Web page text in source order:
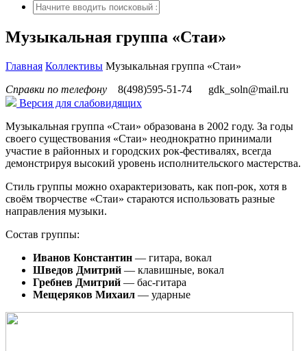
Музыкальная группа «Стаи»
Главная Коллективы Музыкальная группа «Стаи»
Справки по телефону
8(498)595-51-74
gdk_soln@mail.ru
Версия для слабовидящих
Музыкальная группа «Стаи» образована в 2002 году. За годы
своего существования «Стаи» неоднократно принимали
участие в районных и городских рок-фестивалях, всегда
демонстрируя высокий уровень исполнительского мастерства.
Стиль группы можно охарактеризовать, как поп-рок, хотя в
своём творчестве «Стаи» стараются использовать разные
направления музыки.
Состав группы:
Иванов Константин — гитара, вокал
Шведов Дмитрий — клавишные, вокал
Гребнев Дмитрий — бас-гитара
Мещеряков Михаил — ударные